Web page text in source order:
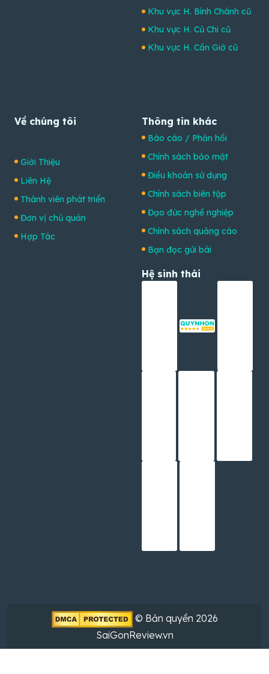
Khu vực H. Bình Chánh cũ
Khu vực H. Củ Chi cũ
Khu vực H. Cần Giờ cũ
Về chúng tôi
Giới Thiệu
Liên Hệ
Thành viên phát triển
Đơn vị chủ quản
Hợp Tác
Thông tin khác
Báo cáo / Phản hồi
Chính sách bảo mật
Điều khoản sử dụng
Chính sách biên tập
Đạo đức nghề nghiệp
Chính sách quảng cáo
Bạn đọc gửi bài
Hệ sinh thái